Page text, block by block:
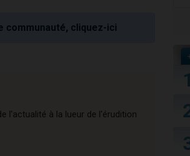
communauté, cliquez-ici
l'actualité à la lueur de l'érudition
1